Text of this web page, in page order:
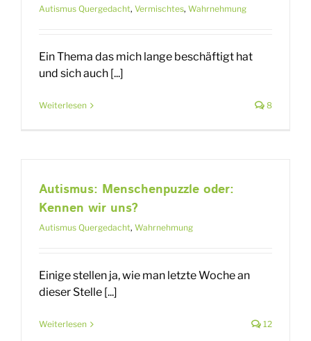
Autismus Quergedacht, Vermischtes, Wahrnehmung
Ein Thema das mich lange beschäftigt hat
und sich auch [...]
Weiterlesen 8
Autismus: Menschenpuzzle oder:
Kennen wir uns?
Autismus Quergedacht, Wahrnehmung
Einige stellen ja, wie man letzte Woche an
dieser Stelle [...]
Weiterlesen 12